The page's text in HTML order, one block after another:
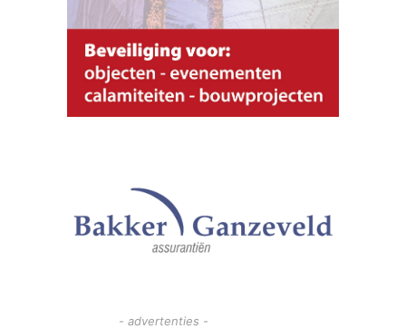
- advertenties -